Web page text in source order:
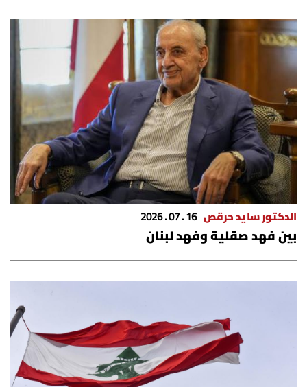
الدكتور سايد حرقص 16 . 07 . 2026
بين فهد صقلية وفهد لبنان